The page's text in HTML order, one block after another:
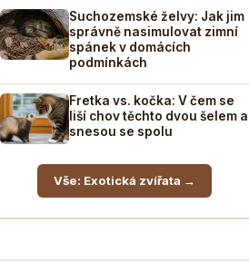
Suchozemské želvy: Jak jim
správně nasimulovat zimní
spánek v domácích
podmínkách
Fretka vs. kočka: V čem se
liší chov těchto dvou šelem a
snesou se spolu
Vše: Exotická zvířata →